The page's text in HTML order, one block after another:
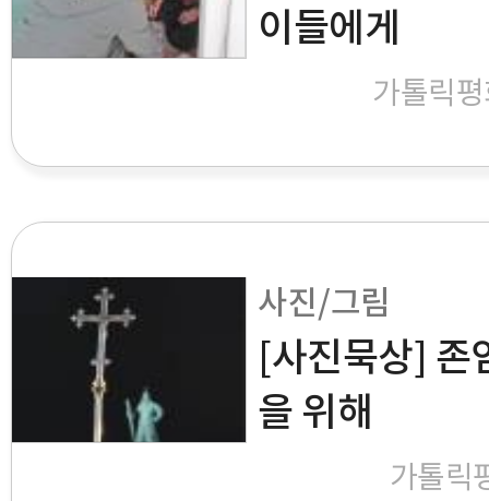
이들에게
가톨릭
사진/그림
[사진묵상] 존
을 위해
가톨릭